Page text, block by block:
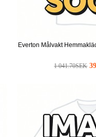
Everton Målvakt
1 041.70SEK